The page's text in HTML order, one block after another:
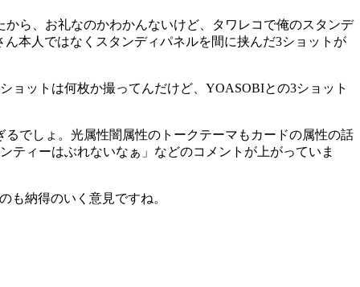
ら、お礼なのかわかんないけど、タワレコで俺のスタンデ
本人ではなくスタンディパネルを間に挟んだ3ショットが
ョットは何枚か撮ってんだけど、YOASOBIとの3ショット
でしょ。光属性闇属性のトークテーマもカードの属性の話
ティーはぶれないなぁ」などのコメントが上がっていま
も納得のいく意見ですね。